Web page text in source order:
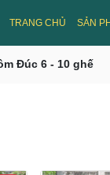
TRANG CHỦ SẢN
Đúc 6 - 10 ghế